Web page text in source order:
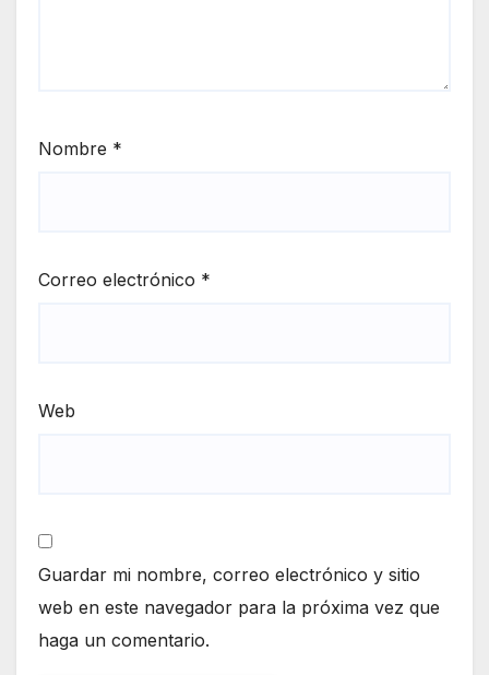
Nombre *
Correo electrónico *
Web
Guardar mi nombre, correo electrónico y sitio
web en este navegador para la próxima vez que
haga un comentario.